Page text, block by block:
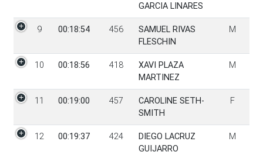
GARCIA LINARES
9 00:18:54 456
SAMUEL RIVAS
FLESCHIN
M
10 00:18:56 418
XAVI PLAZA
MARTINEZ
M
11 00:19:00 457
CAROLINE SETH-
SMITH
F
12 00:19:37 424
DIEGO LACRUZ
GUIJARRO
M